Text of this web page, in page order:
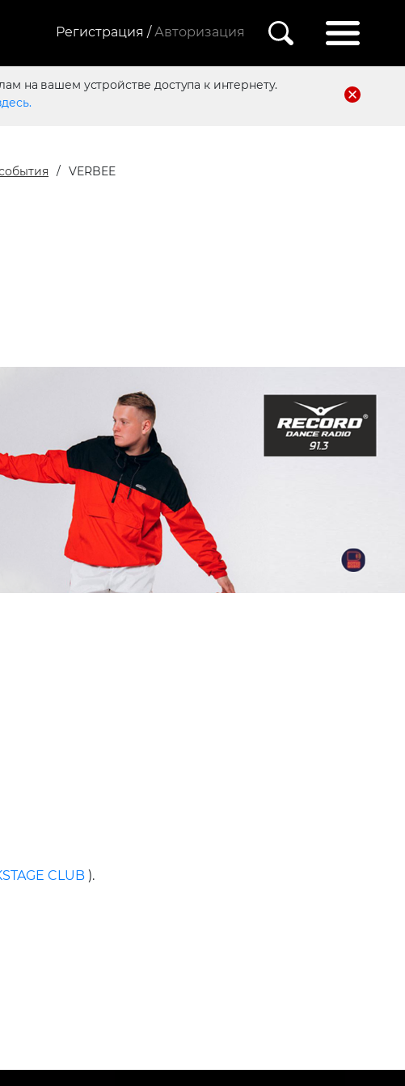
Регистрация / Авторизация
на вашем устройстве доступа к интернету.
VERBEE
CLUB ).